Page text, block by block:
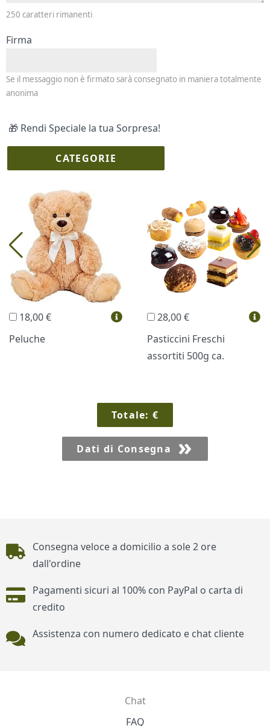
250 caratteri rimanenti
Firma
Se il messaggio non è firmato sarà consegnato in maniera totalmente
anonima
🎁 Rendi Speciale la tua Sorpresa!
CATEGORIE
I più scelti
Profumi Collane Lussoni®
Trudi® THUN®
Regali Personalizzati
18,00 €
Peluche
28,00 €
Pasticcini Freschi
assortiti 500g ca.
Totale: €
Dati di Consegna
Piè di pagina
Consegna veloce a domicilio a sole 2 ore
dall'ordine
Pagamenti sicuri al 100% con PayPal o carta di
credito
Assistenza con numero dedicato e chat cliente
Chat
FAQ